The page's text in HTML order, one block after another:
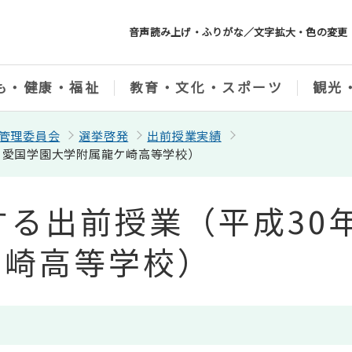
音声読み上げ・ふりがな／文字拡大・色の変更
・健康・福祉 教育・文化・スポーツ 観光
理委員会 選挙啓発
出前授業実績
学園大学附属龍ケ崎高等学校）
る出前授業（平成
高等学校）